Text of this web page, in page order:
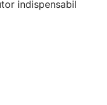
indispensabil